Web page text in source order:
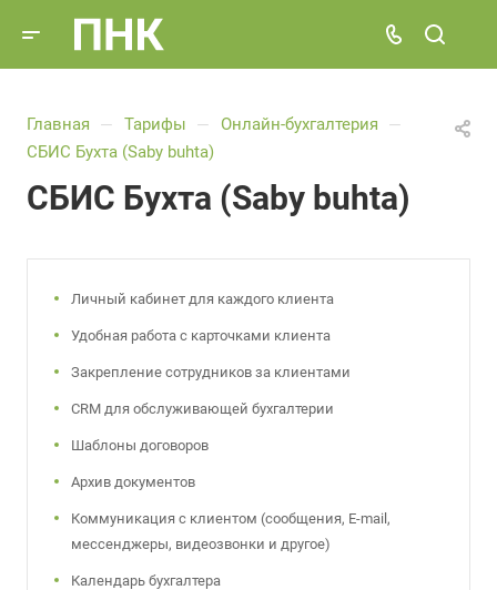
Главная — Тарифы — Онлайн-бухгалтерия
—
СБИС Бухта (Saby buhta)
СБИС Бухта (Saby buhta)
Личный кабинет для каждого клиента
Удобная работа с карточками клиента
Закрепление сотрудников за клиентами
CRM для обслуживающей бухгалтерии
Шаблоны договоров
Архив документов
Коммуникация с клиентом (сообщения, E-mail,
мессенджеры, видеозвонки и другое)
Календарь бухгалтера